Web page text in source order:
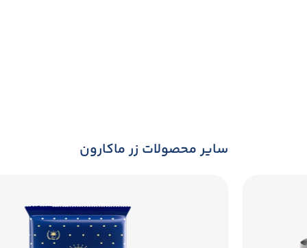
سایر محصولات زر ماکارون